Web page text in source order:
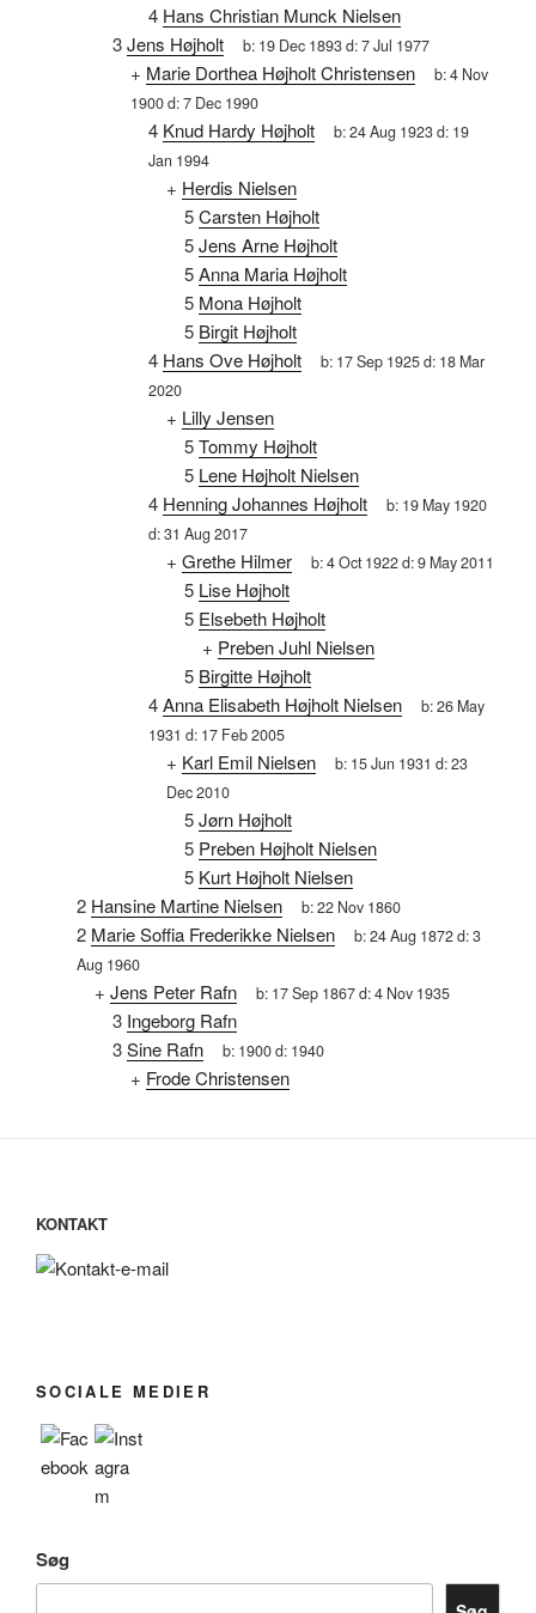
4 Hans Christian Munck Nielsen
3Jens Højholt b: 19 Dec 1893d:7 Jul 1977
+ Marie Dorthea Højholt Christensen b:4 Nov
1900d:7 Dec 1990
4 Knud Hardy Højholt b:24 Aug 1923d: 19
Jan 1994
+ Herdis Nielsen
5Carsten Højholt
5Jens Arne Højholt
5Anna Maria Højholt
5 Mona Højholt
5 Birgit Højholt
4 Hans Ove Højholt b: 17 Sep 1925d: 18 Mar
2020
+ Lilly Jensen
5Tommy Højholt
5 Lene Højholt Nielsen
4 Henning Johannes Højholt b: 19 May 1920
d:31 Aug 2017
+ Grethe Hilmer b:4 Oct 1922d:9 May 2011
5 Lise Højholt
5 Elsebeth Højholt
+ Preben Juhl Nielsen
5 Birgitte Højholt
4Anna Elisabeth Højholt Nielsen b:26 May
1931 d: 17 Feb 2005
+ Karl Emil Nielsen b: 15 Jun 1931 d:23
Dec 2010
5Jørn Højholt
5 Preben Højholt Nielsen
5 Kurt Højholt Nielsen
2 Hansine Martine Nielsen b:22 Nov 1860
2 Marie Soffia Frederikke Nielsen b:24 Aug 1872d:3
Aug 1960
+ Jens Peter Rafn b: 17 Sep 1867d:4 Nov 1935
3 Ingeborg Rafn
3Sine Rafn b: 1900d: 1940
+ Frode Christensen
KONTAKT
SOCIALE MEDIER
Søg